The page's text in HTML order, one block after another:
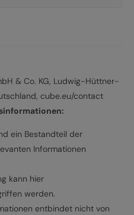
& Co. KG, Ludwig-Hüttner-
cube.eu/contact
ein Bestandteil der
Informationen
kann hier
werden.
entbindet nicht von